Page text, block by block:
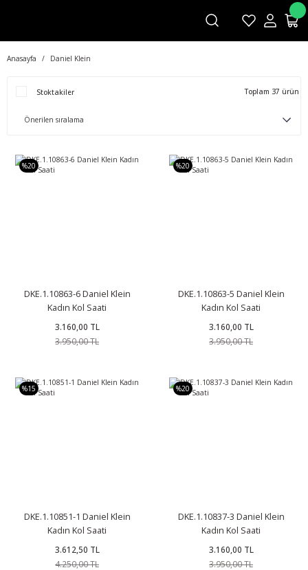
Anasayfa Daniel Klein
Stoktakiler Toplam 37 ürün
%20
DKE.1.10863-6 Daniel Klein
Kadın Kol Saati
3.160,00 TL
3.950,00 TL
%20
DKE.1.10863-5 Daniel Klein
Kadın Kol Saati
3.160,00 TL
3.950,00 TL
%15
DKE.1.10851-1 Daniel Klein
Kadın Kol Saati
3.612,50 TL
4.250,00 TL
%20
DKE.1.10837-3 Daniel Klein
Kadın Kol Saati
3.160,00 TL
3.950,00 TL